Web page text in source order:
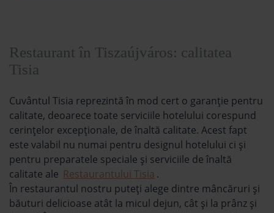
Restaurant în Tiszaújváros: calitatea
Tisia
Cuvântul Tisia reprezintă în mod cert o garanție pentru
calitate, deoarece toate serviciile hotelului corespund
cerințelor excepționale, de înaltă calitate. Acest fapt
este valabil nu numai pentru designul hotelului ci şi
pentru preparatele speciale şi serviciile de înaltă
calitate ale Restaurantului Tisia .
În restaurantul nostru puteţi alege dintre mâncăruri şi
băuturi delicioase atât la micul dejun, cât şi la prânz şi